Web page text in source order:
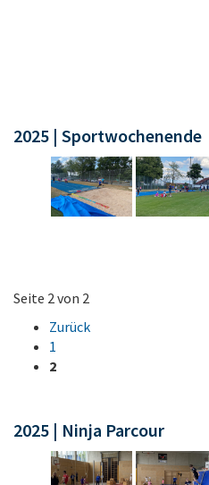
2025 | Sportwochenende
Seite 2 von 2
Zurück
1
2
2025 | Ninja Parcour